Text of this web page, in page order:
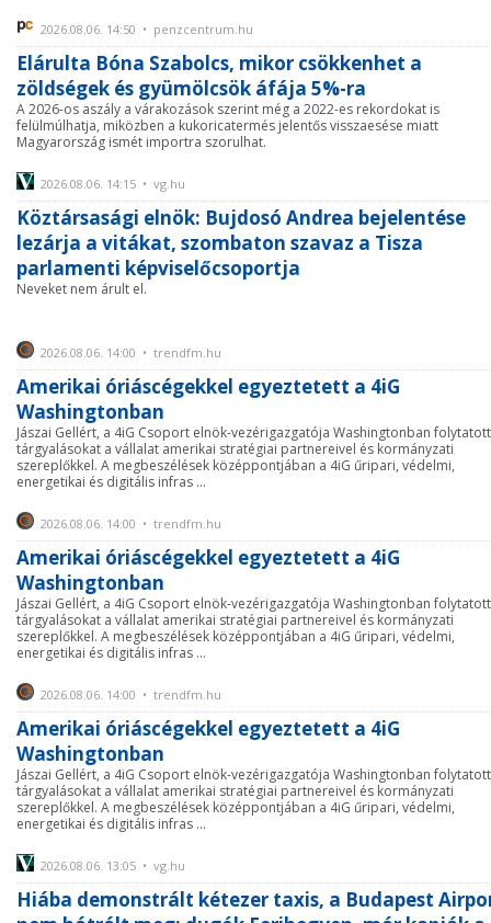
2026.08.06. 14:50 • penzcentrum.hu
Elárulta Bóna Szabolcs, mikor csökkenhet a
zöldségek és gyümölcsök áfája 5%-ra
A 2026-os aszály a várakozások szerint még a 2022-es rekordokat is
felülmúlhatja, miközben a kukoricatermés jelentős visszaesése miatt
Magyarország ismét importra szorulhat.
2026.08.06. 14:15 • vg.hu
Köztársasági elnök: Bujdosó Andrea bejelentése
lezárja a vitákat, szombaton szavaz a Tisza
parlamenti képviselőcsoportja
Neveket nem árult el.
2026.08.06. 14:00 • trendfm.hu
Amerikai óriáscégekkel egyeztetett a 4iG
Washingtonban
Jászai Gellért, a 4iG Csoport elnök-vezérigazgatója Washingtonban folytatott
tárgyalásokat a vállalat amerikai stratégiai partnereivel és kormányzati
szereplőkkel. A megbeszélések középpontjában a 4iG űripari, védelmi,
energetikai és digitális infras ...
2026.08.06. 14:00 • trendfm.hu
Amerikai óriáscégekkel egyeztetett a 4iG
Washingtonban
Jászai Gellért, a 4iG Csoport elnök-vezérigazgatója Washingtonban folytatott
tárgyalásokat a vállalat amerikai stratégiai partnereivel és kormányzati
szereplőkkel. A megbeszélések középpontjában a 4iG űripari, védelmi,
energetikai és digitális infras ...
2026.08.06. 14:00 • trendfm.hu
Amerikai óriáscégekkel egyeztetett a 4iG
Washingtonban
Jászai Gellért, a 4iG Csoport elnök-vezérigazgatója Washingtonban folytatott
tárgyalásokat a vállalat amerikai stratégiai partnereivel és kormányzati
szereplőkkel. A megbeszélések középpontjában a 4iG űripari, védelmi,
energetikai és digitális infras ...
2026.08.06. 13:05 • vg.hu
Hiába demonstrált kétezer taxis, a Budapest